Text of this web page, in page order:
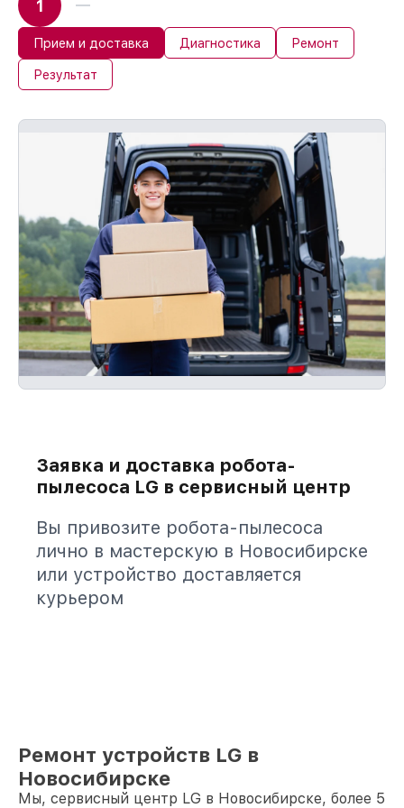
1
Прием и доставка Диагностика Ремонт
Результат
Заявка и доставка робота-
пылесоса LG в сервисный центр
Вы привозите робота-пылесоса
лично в мастерскую в Новосибирске
или устройство доставляется
курьером
Ремонт устройств LG в
Новосибирске
Мы, сервисный центр LG в Новосибирске, более 5